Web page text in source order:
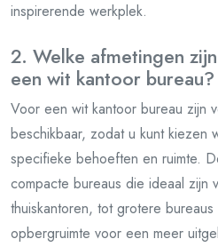
inspirerende werkplek.
2. Welke afmetingen
een wit kantoor bureau?
Voor een wit kantoor bureau zijn
beschikbaar, zodat u kunt kiezen
specifieke behoeften en ruimte.
compacte bureaus die ideaal zijn
thuiskantoren, tot grotere
opbergruimte voor een meer